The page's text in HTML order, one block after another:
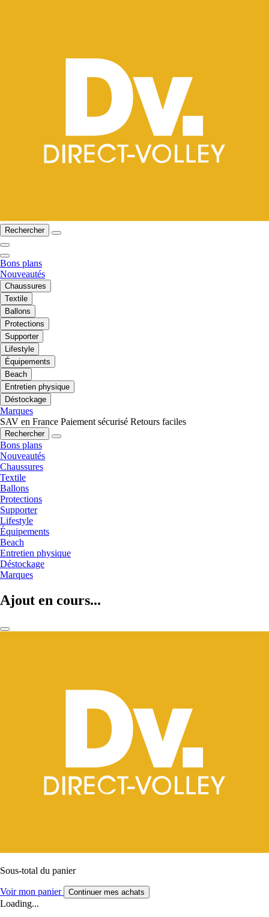
Rechercher
Bons plans
Nouveautés
Chaussures
Textile
Ballons
Protections
Supporter
Lifestyle
Équipements
Beach
Entretien physique
Déstockage
Marques
SAV en France Paiement sécurisé Retours faciles
Rechercher
Bons plans
Nouveautés
Chaussures
Textile
Ballons
Protections
Supporter
Lifestyle
Équipements
Beach
Entretien physique
Déstockage
Marques
Ajout en cours...
Sous-total du panier
Voir mon panier Continuer mes achats
Loading...